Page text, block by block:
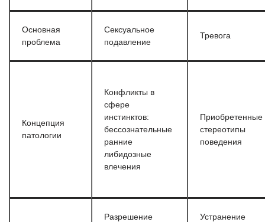
Основная
проблема
Сексуальное
подавление
Тревога
Концепция
патологии
Конфликты в
сфере
инстинктов:
бессознательные
ранние
либидозные
влечения
Приобретенные
стереотипы
поведения
Разрешение
Устранение